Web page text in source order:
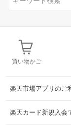
買い物かご
楽天市場アプリのご
楽天カード新規入会